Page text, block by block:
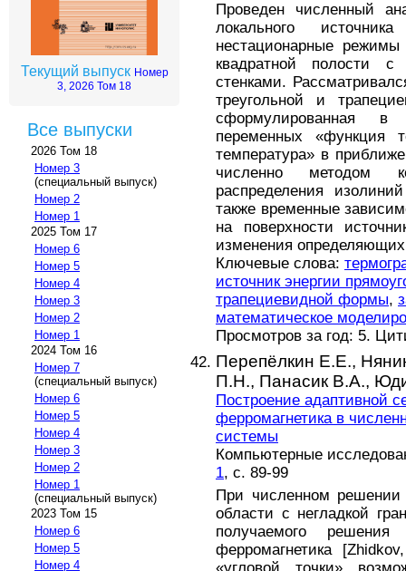
Текущий выпуск Номер
3, 2026 Том 18
Все выпуски
2026 Том 18
Номер 3
(специальный выпуск)
Номер 2
Номер 1
2025 Том 17
Номер 6
Номер 5
Номер 4
Номер 3
Номер 2
Номер 1
2024 Том 16
Номер 7
(специальный выпуск)
Номер 6
Номер 5
Номер 4
Номер 3
Номер 2
Номер 1
(специальный выпуск)
2023 Том 15
Номер 6
Номер 5
Номер 4
Проведен численный
локального
нестационарные режимы
квадратной полости с
стенками.
треугольной и
сформулированная в
переменных «функция
температура» в
численно методом
распределения
также временные
на поверхности
изменения
Ключевые слова:
источник энергии
трапециевидной формы,
математическое
Просмотров за год: 5.
Перепёлкин Е.Е.,
П.Н., Панасик В.А.,
Построение адаптивной
ферромагнетика в
системы
Компьютерные
1, с. 89-99
При численном
области с негладкой
получаемого
ферромагнетика
«угловой точки»